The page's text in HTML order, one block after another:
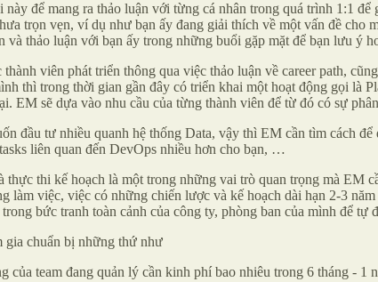
để mang ra thảo luận với từng cá nhân trong quá trình 1:1
trọn vẹn, ví dụ như bạn ấy đang giải thích về một vấn đề
thảo luận với bạn ấy trong những buổi gặp mặt để bạn lưu ý
viên phát triển thông qua việc thảo luận về career path,
thì trong thời gian gần đây có triển khai một hoạt động gọi là
EM sẽ dựa vào nhu cầu của từng thành viên để từ đó có sự
đầu tư nhiều quanh hệ thống Data, vậy thì EM cần tìm cách
liên quan đến DevOps nhiều hơn cho bạn, …
thực thi kế hoạch là một trong những vai trò quan trọng mà EM
làm việc, việc có những chiến lược và kế hoạch dài hạn 2-3
bức tranh toàn cảnh của công ty, phòng ban của mình để tự
gia chuẩn bị những thứ như
của team đang quản lý cần kinh phí bao nhiêu trong 6 tháng - 1